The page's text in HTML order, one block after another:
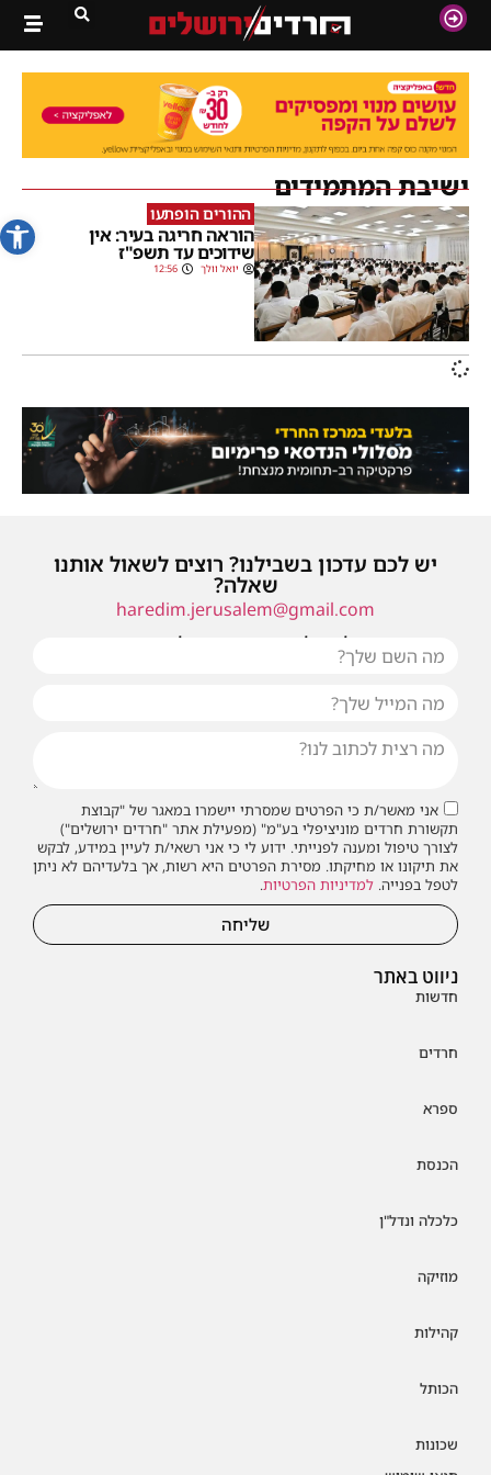
פתח
ישיבת המתמידים
ההורים הופתעו
הוראה חריגה בעיר: אין
שידוכים עד תשפ"ז
יואל וולך 12:56
ניווט באתר
חדשות
חרדים
ספרא
הכנסת
כלכלה ונדל"ן
מוזיקה
קהילות
הכותל
שכונות
יש לכם עדכון בשבילנו? רוצים לשאול אותנו
שאלה?
haredim.jerusalem@gmail.com
או שילחו אלינו פנייה ונחזור אליכם בהקדם
אני מאשר/ת כי הפרטים שמסרתי יישמרו במאגר של "קבוצת
תקשורת חרדים מוניציפלי בע"מ" (מפעילת אתר "חרדים ירושלים")
לצורך טיפול ומענה לפנייתי. ידוע לי כי אני רשאי/ת לעיין במידע, לבקש
את תיקונו או מחיקתו. מסירת הפרטים היא רשות, אך בלעדיהם לא ניתן
לטפל בפנייה. למדיניות הפרטיות.
שליחה